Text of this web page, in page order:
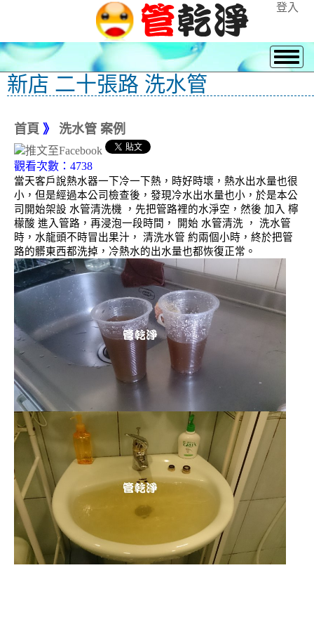
登入
新店 二十張路 洗水管
首頁 》 洗水管 案例
觀看次數：4738
當天客戶說熱水器一下冷一下熱，時好時壞，熱水出水量也很
小，但是經過本公司檢查後，發現冷水出水量也小，於是本公
司開始架設 水管清洗機 ，先把管路裡的水淨空，然後 加入 檸
檬酸 進入管路，再浸泡一段時間， 開始 水管清洗 ， 洗水管
時，水龍頭不時冒出果汁， 清洗水管 約兩個小時，終於把管
路的髒東西都洗掉，冷熱水的出水量也都恢復正常。